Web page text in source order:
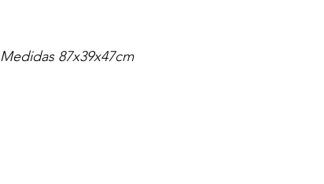
Medidas 87x39x47cm